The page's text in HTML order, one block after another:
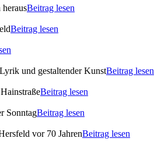
Beitrag lesen
Beitrag lesen
und gestaltender KunstBeitrag lesen
Beitrag lesen
SonntagBeitrag lesen
vor 70 JahrenBeitrag lesen